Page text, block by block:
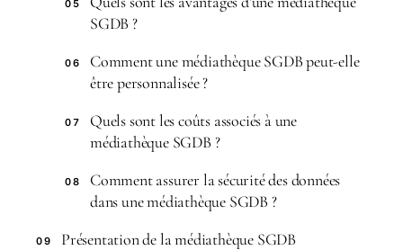
05
SGDB ?
06
Comment une médiathèque SGDB peut-elle
être personnalisée ?
07
Quels sont les coûts associés à une
médiathèque SGDB ?
08
Comment assurer la sécurité des données
dans une médiathèque SGDB ?
09 Présentation de la médiathèque SGDB